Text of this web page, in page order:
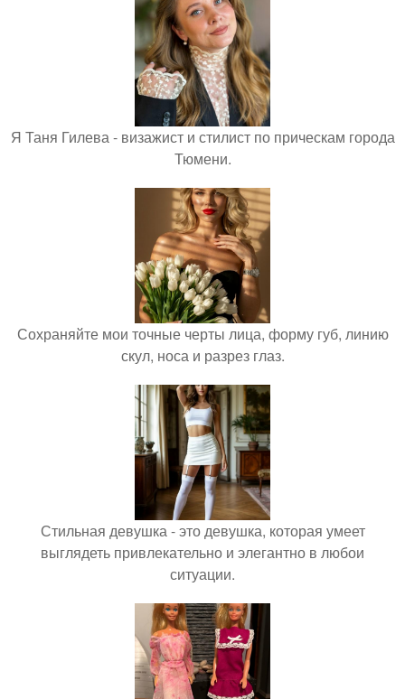
Я Таня Гилева - визажист и стилист по прическам города
Тюмени.
Сохраняйте мои точные черты лица, форму губ, линию
скул, носа и разрез глаз.
Стильная девушка - это девушка, которая умеет
выглядеть привлекательно и элегантно в любои
ситуации.